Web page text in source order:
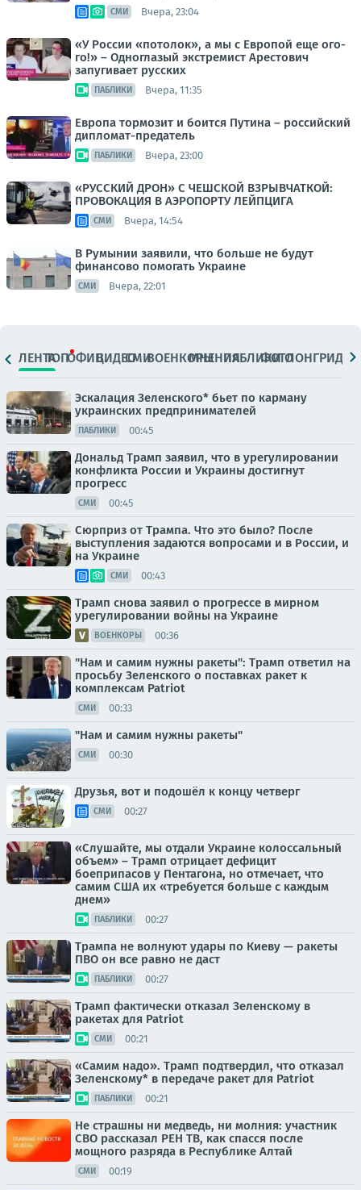
СМИ Вчера, 23:04
«У России «потолок», а мы с Европой еще ого-
го!» – Одноглазый экстремист Арестович
запугивает русских
ПАБЛИКИ Вчера, 11:35
Европа тормозит и боится Путина – российский
дипломат-предатель
ПАБЛИКИ Вчера, 23:00
«РУССКИЙ ДРОН» С ЧЕШСКОЙ ВЗРЫВЧАТКОЙ:
ПРОВОКАЦИЯ В АЭРОПОРТУ ЛЕЙПЦИГА
СМИ Вчера, 14:54
В Румынии заявили, что больше не будут
финансово помогать Украине
СМИ Вчера, 22:01
ЛЕНТАТОПОФИЦ.ВИДЕОСМИВОЕНКОРЫМНЕНИЯПАБЛИКИ
ФОТОЛОНГРИДЫ
Эскалация Зеленского* бьет по карману
украинских предпринимателей
ПАБЛИКИ 00:45
Дональд Трамп заявил, что в урегулировании
конфликта России и Украины достигнут
прогресс
СМИ 00:45
Сюрприз от Трампа. Что это было? После
выступления задаются вопросами и в России, и
на Украине
СМИ 00:43
Трамп снова заявил о прогрессе в мирном
урегулировании войны на Украине
ВОЕНКОРЫ 00:36
"Нам и самим нужны ракеты": Трамп ответил на
просьбу Зеленского о поставках ракет к
комплексам Patriot
СМИ 00:33
"Нам и самим нужны ракеты"
СМИ 00:30
Друзья, вот и подошёл к концу четверг
СМИ 00:27
«Слушайте, мы отдали Украине колоссальный
объем» – Трамп отрицает дефицит
боеприпасов у Пентагона, но отмечает, что
самим США их «требуется больше с каждым
днем»
ПАБЛИКИ 00:27
Трампа не волнуют удары по Киеву — ракеты
ПВО он все равно не даст
ПАБЛИКИ 00:27
Трамп фактически отказал Зеленскому в
ракетах для Patriot
СМИ 00:21
«Самим надо». Трамп подтвердил, что отказал
Зеленскому* в передаче ракет для Patriot
ПАБЛИКИ 00:21
Не страшны ни медведь, ни молния: участник
СВО рассказал РЕН ТВ, как спасся после
мощного разряда в Республике Алтай
СМИ 00:19